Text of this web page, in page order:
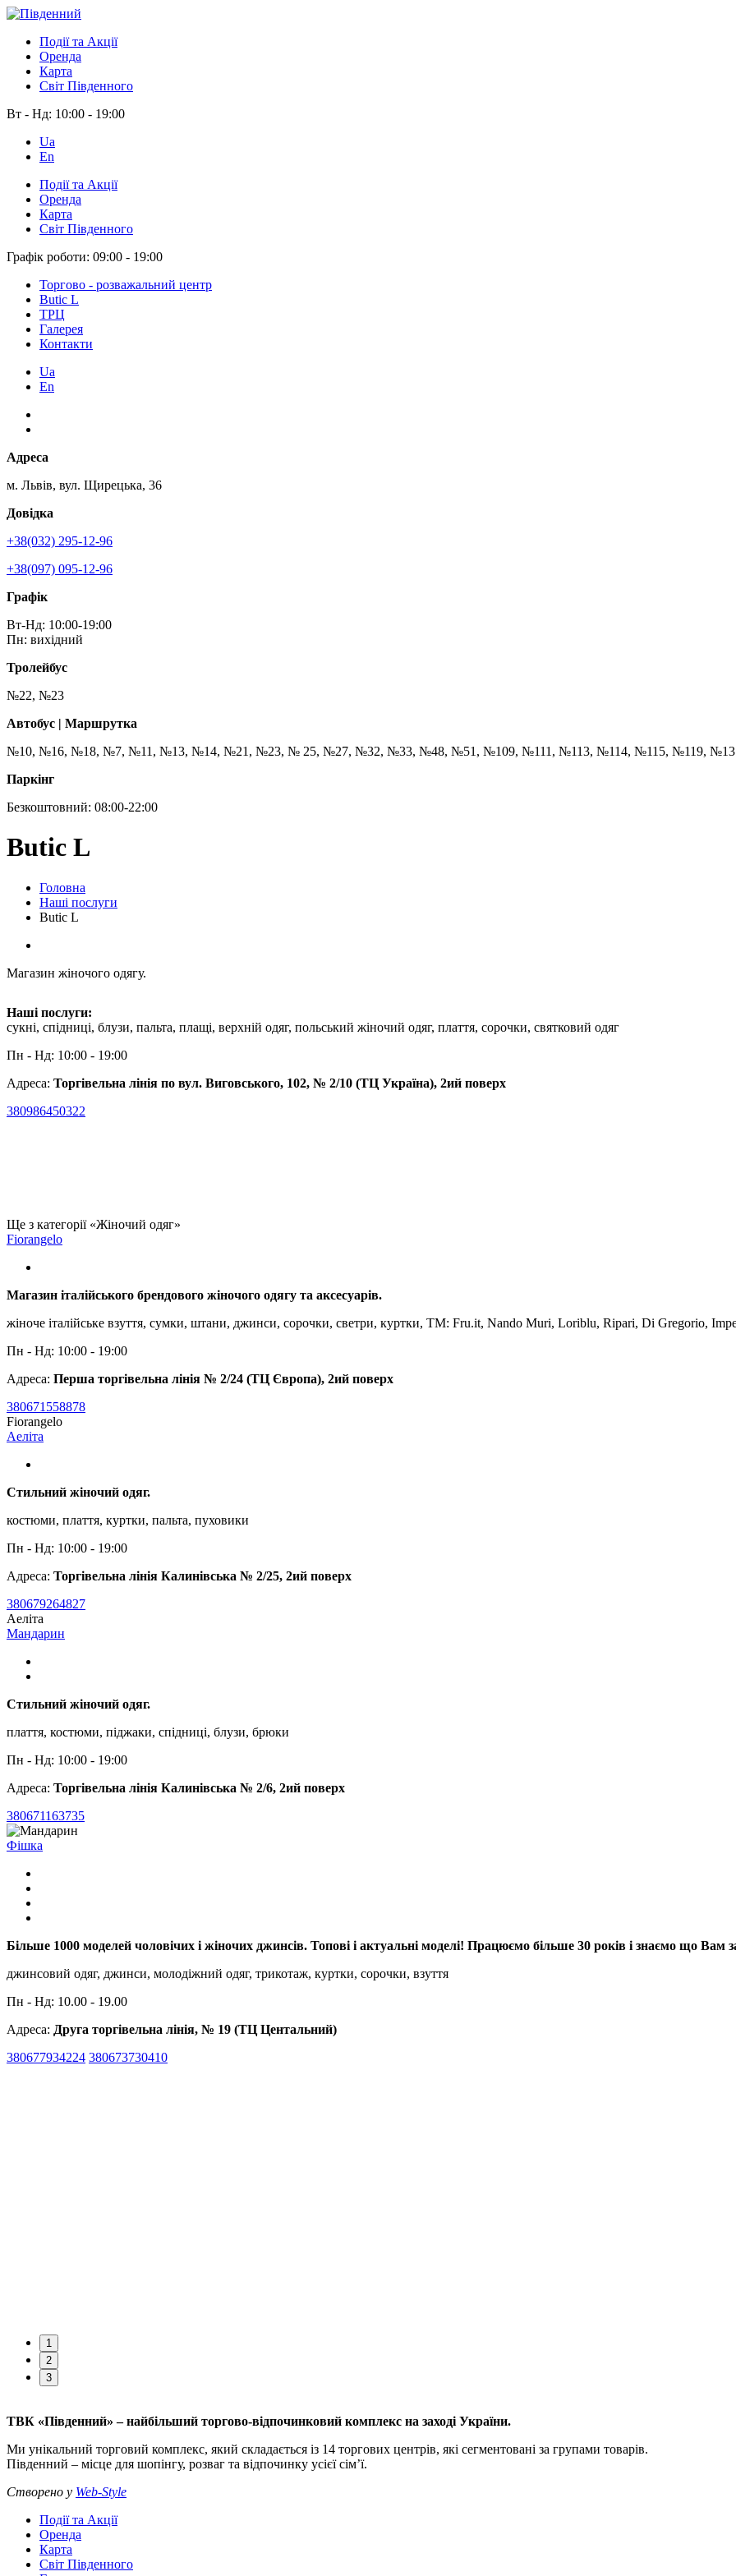
Події та Акції
Оренда
Карта
Світ Південного
Вт - Нд: 10:00 - 19:00
Ua
En
Події та Акції
Оренда
Карта
Світ Південного
Графік роботи: 09:00 - 19:00
Торгово - розважальний центр
Butic L
ТРЦ
Галерея
Контакти
Ua
En
Адреса
м. Львів, вул. Щирецька, 36
Довідка
+38(032) 295-12-96
+38(097) 095-12-96
Графік
Вт-Нд: 10:00-19:00
Пн: вихідний
Тролейбус
№22, №23
Автобус | Маршрутка
№10, №16, №18, №7, №11, №13, №14, №21, №23, № 25, №27, №32, №33, №48, №51, №109, №111, №113, №114, №115, №119,
Паркінг
Безкоштовний: 08:00-22:00
Butic L
Головна
Наші послуги
Butic L
Магазин жіночого одягу.
Наші послуги:
сукні, спідниці, блузи, пальта, плащі, верхній одяг, польський жіночий одяг, плаття, сорочки, святковий одяг
Пн - Нд: 10:00 - 19:00
Адреса: Торгівельна лінія по вул. Виговського, 102, № 2/10 (ТЦ Україна), 2ий поверх
380986450322
Ще з категорії «Жіночий одяг»
Fiorangelo
Магазин італійського брендового жіночого одягу та аксесуарів.
жіноче італійське взуття, сумки, штани, джинси, сорочки, светри, куртки, TM: Fru.it, Nando Muri, Loriblu, Ripari, Di Gregorio,
Пн - Нд: 10:00 - 19:00
Адреса: Перша торгівельна лінія № 2/24 (ТЦ Європа), 2ий поверх
380671558878
Fiorangelo
Аеліта
Стильний жіночий одяг.
костюми, плаття, куртки, пальта, пуховики
Пн - Нд: 10:00 - 19:00
Адреса: Торгівельна лінія Калинівська № 2/25, 2ий поверх
380679264827
Аеліта
Мандарин
Стильний жіночий одяг.
плаття, костюми, піджаки, спідниці, блузи, брюки
Пн - Нд: 10:00 - 19:00
Адреса: Торгівельна лінія Калинівська № 2/6, 2ий поверх
380671163735
Фішка
Більше 1000 моделей чоловічих і жіночих джинсів. Топові і актуальні моделі! Працюємо більше 30 років і знаємо що
джинсовий одяг, джинси, молодіжний одяг, трикотаж, куртки, сорочки, взуття
Пн - Нд: 10.00 - 19.00
Адреса: Друга торгівельна лінія, № 19 (ТЦ Центальний)
380677934224 380673730410
1
2
3
ТВК «Південний» – найбільший торгово-відпочинковий комплекс на заході України.
Ми унікальний торговий комплекс, який складається із 14 торгових центрів, які сегментовані за групами товарів.
Південний – місце для шопінгу, розваг та відпочинку усієї сім’ї.
Створено у Web-Style
Події та Акції
Оренда
Карта
Світ Південного